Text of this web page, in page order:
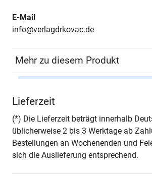
E-Mail
info@verlagdrkovac.de
Mehr zu diesem Produkt
Seiten
Jahr Hamburg
Lieferzeit
(*) Die Lieferzeit beträgt innerhalb
üblicherweise 2 bis 3 Werktage ab
Bestellungen an Wochenenden und
sich die Auslieferung entsprechend.